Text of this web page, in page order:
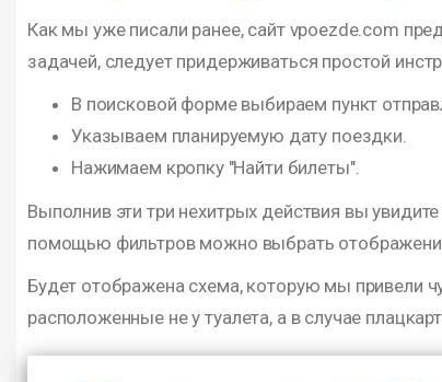
Как мы уже писали ранее, сайт vpoezde.com
задачей, следует придерживаться простой
В поисковой форме выбираем пункт
Указываем планируемую дату поездки.
Нажимаем кропку "Найти билеты".
Выполнив эти три нехитрых действия вы
помощью фильтров можно выбрать
Будет отображена схема, которую мы привели
расположенные не у туалета, а в случае